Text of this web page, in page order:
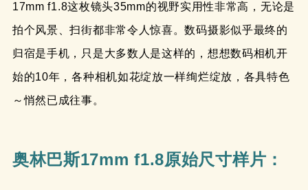
17mm f1.8这枚镜头35mm的视野实用性非常高，无论是
拍个风景、扫街都非常令人惊喜。数码摄影似乎最终的
归宿是手机，只是大多数人是这样的，想想数码相机开
始的10年，各种相机如花绽放一样绚烂绽放，各具特色
～悄然已成往事。
奥林巴斯17mm f1.8原始尺寸样片：